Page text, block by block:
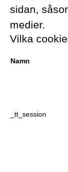
sidan,
medier.
Vilka
Namn
_tt_session